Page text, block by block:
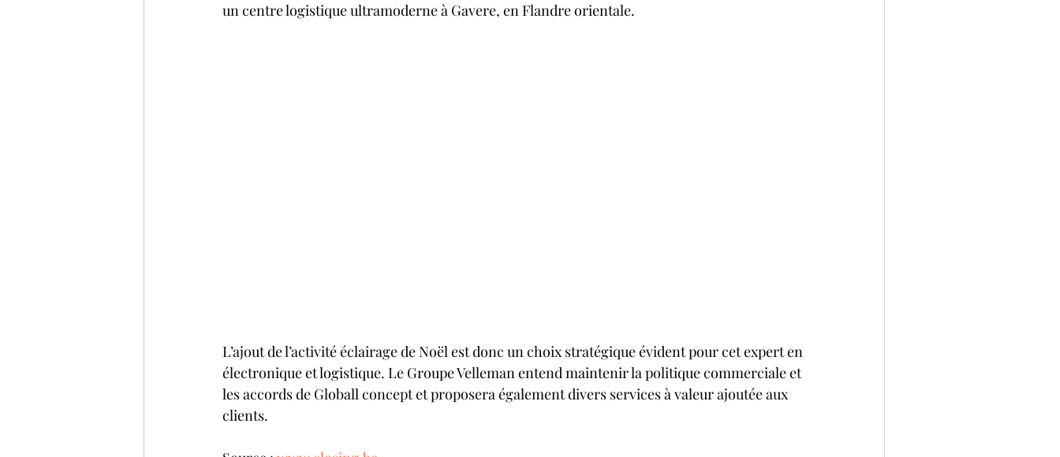
un centre logistique ultramoderne à Gavere, en Flandre orientale.
L’ajout de l’activité éclairage de Noël est donc un choix stratégique évident pour cet expert en
électronique et logistique. Le Groupe Velleman entend maintenir la politique commerciale et
les accords de Globall concept et proposera également divers services à valeur ajoutée aux
clients.